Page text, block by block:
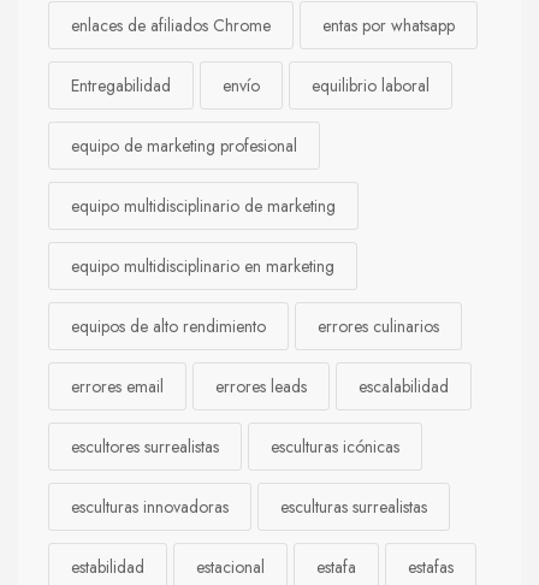
enlaces de afiliados Chrome entas por whatsapp
Entregabilidad envío equilibrio laboral
equipo de marketing profesional
equipo multidisciplinario de marketing
equipo multidisciplinario en marketing
equipos de alto rendimiento errores culinarios
errores email errores leads escalabilidad
escultores surrealistas esculturas icónicas
esculturas innovadoras esculturas surrealistas
estabilidad estacional estafa estafas